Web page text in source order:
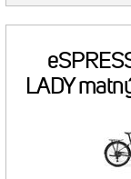
LADY